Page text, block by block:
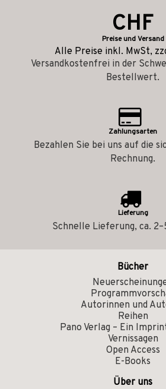
CHF
Preise und Versand
Alle Preise inkl. MwSt,
Versandkostenfrei in der
Bestellwert.
Zahlungsarten
Bezahlen Sie bei uns auf die
Rechnung.
Lieferung
Schnelle Lieferung, ca.
Bücher
Autorinnen und
Reihen
Pano Verlag – Ein
Vernissagen
Open Access
E-Books
Über uns